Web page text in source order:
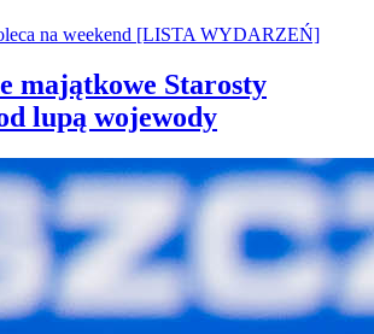
majątkowe Starosty
lupą wojewody